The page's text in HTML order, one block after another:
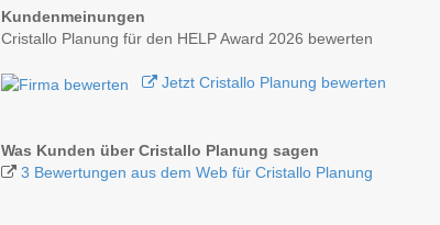
Kundenmeinungen
Cristallo Planung für den HELP Award 2026 bewerten
Jetzt Cristallo Planung bewerten
Was Kunden über Cristallo Planung sagen
3 Bewertungen aus dem Web für Cristallo Planung